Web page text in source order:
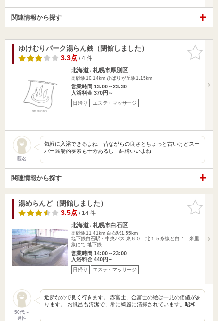
関連情報から探す
お気に入
りに追加
ゆけむりパーク湯らん銭（閉館しました）
3.3点/ 4 件
北海道 / 札幌市厚別区
高砂駅10.14km ひばりが丘駅1.15km
営業時間 13:00～23:30
入浴料金 370円～
日帰り エステ・マッサージ
匿名
気軽に入浴できるよね 昔ながらの良さとちょっと古いけどスー
パー銭湯的要素も十分あるし 結構いいよね
関連情報から探す
お気に入
りに追加
湯めらんど（閉館しました）
3.5点/ 14 件
北海道 / 札幌市白石区
高砂駅11.41km 白石駅1.55km
地下鉄白石駅・中央バス 東６０ 北１５条線と白７ 米里
線にて 地下鉄…
営業時間 14:00～23:00
入浴料金 440円～
日帰り エステ・マッサージ
50代～
男性
近所なので良く行きます。 赤富士、金富士の絵は一見の価値があ
ります。 お風呂も清潔で、常に綺麗に清掃されています。昭和…